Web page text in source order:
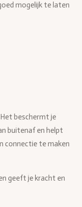
mogelijk te laten
beschermt je
buitenaf en helpt
connectie te maken
geeft je kracht en